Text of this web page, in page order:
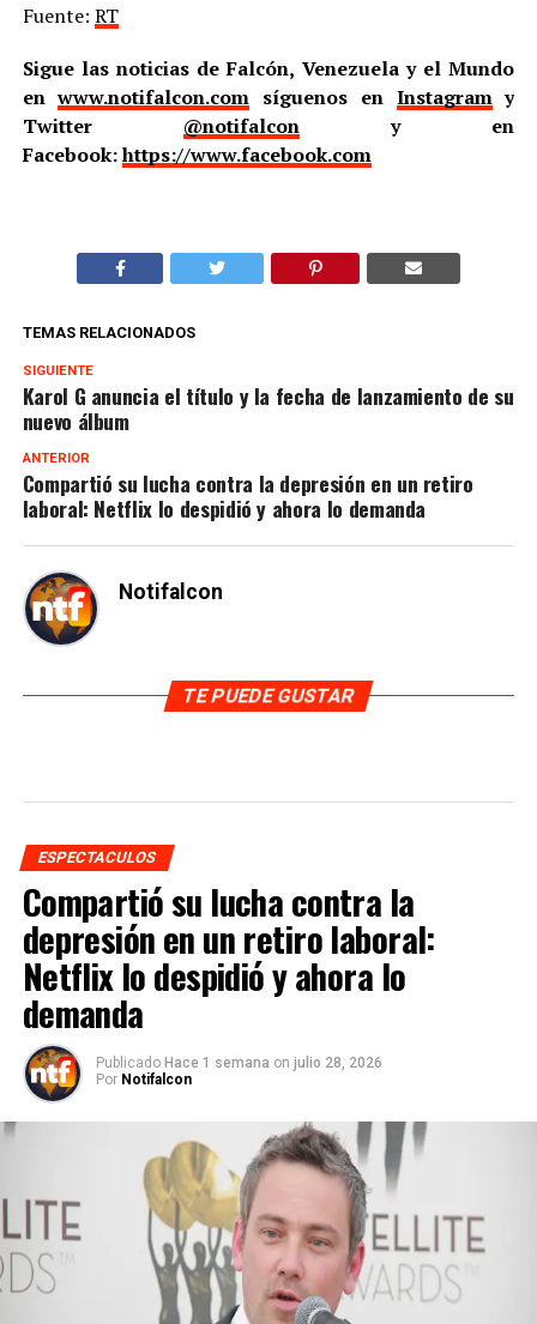
Fuente: RT
Sigue las noticias de Falcón, Venezuela y el Mundo
enwww.notifalcon.com síguenos en Instagramy
Twitter @notifalcony en
Facebook:https://www.facebook.com
TEMAS RELACIONADOS
SIGUIENTE
Karol G anuncia el título y la fecha de lanzamiento de su
nuevo álbum
ANTERIOR
Compartió su lucha contra la depresión en un retiro
laboral: Netflix lo despidió y ahora lo demanda
Notifalcon
TE PUEDE GUSTAR
ESPECTACULOS
Compartió su lucha contra la
depresión en un retiro laboral:
Netflix lo despidió y ahora lo
demanda
Publicado Hace 1 semana on julio 28, 2026
Por Notifalcon